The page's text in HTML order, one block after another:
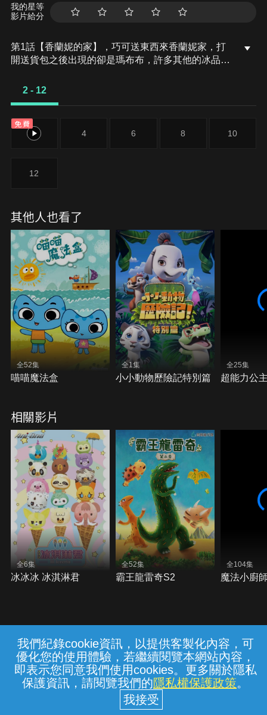
我們紀錄cookie資訊，以提供客製化內容，可
優化您的使用體驗，若繼續閱覽本網站內容，
即表示您同意我們使用cookies。更多關於隱私
保護資訊，請閱覽我們的隱私權保護政策。
我的星等
影片給分
第1話【香蘭妮的家】，巧可送東西來香蘭妮家，打
開送貨包之後出現的卻是瑪布布，許多其他的冰品小
跡吧！第2話【應徵帕緹的搭檔】，帕緹是一個冰品
檔，他們能找到優秀的搭檔嗎？
2 - 12
免費
2 4 6 8 10
12
其他人也看了
全52集
喵喵魔法盒
全1集
小小動物歷險記特別篇
全25集
超能力公
相關影片
全6集
冰冰冰 冰淇淋君
全52集
霸王龍雷奇S2
全104集
魔法小廚
常見問題 線上客服 服務條款 隱私權保護
中華電信股份有限公司個人家庭分公司
(統一編號：96979949) © 2026
{{notifyMsg}}